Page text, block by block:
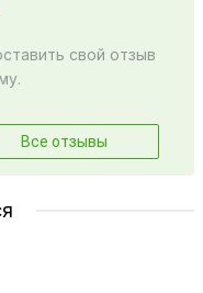
свой отзыв
Все отзывы